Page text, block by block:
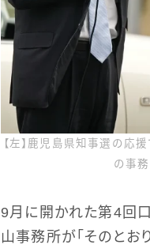
【左】鹿児島県知事選の応
の事
9月に開かれた第4回
山事務所が「そのとお